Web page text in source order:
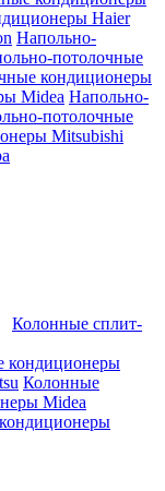
Haier
Напольно-
потолочные
кондиционеры
Midea Напольно-
потолочные
Mitsubishi
Колонные сплит-
кондиционеры
Колонные
Midea